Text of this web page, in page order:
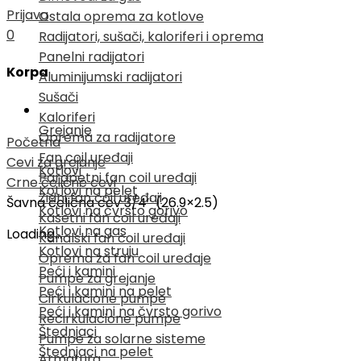
Prijava
0
Korpa
Grejanje
Kotlovi
Kotlovi na pelet
Kotlovi na čvrsto gorivo
Kotlovi na gas
Kotlovi na struju
Peći i kamini
Peći i kamini na pelet
Peći i kamini na čvrsto gorivo
Štednjaci
Štednjaci na pelet
Ostala oprema za kotlove
Radijatori, sušači, kaloriferi i oprema
Panelni radijatori
Aluminijumski radijatori
Sušači
Kaloriferi
Oprema za radijatore
Fan coil uređaji
Parapetni fan coil uređaji
Zidni fan coil uređaji
Kasetni fan coil uređaji
Kanalski fan coil uređaji
Oprema za fan coil uređaje
Pumpe za grejanje
Cirkulacione pumpe
Recirkulacione pumpe
Pumpe za solarne sisteme
Početna
Cevi za grejanje
Crne čelične cevi
Šavna čelična cev 3/4″ (26.9×2.5)
Loading...